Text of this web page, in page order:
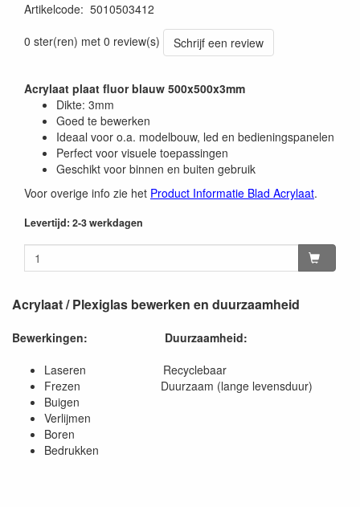
Artikelcode: 5010503412
0 ster(ren) met 0 review(s)
Schrijf een review
Acrylaat plaat fluor blauw 500x500x3mm
Dikte: 3mm
Goed te bewerken
Ideaal voor o.a. modelbouw, led en bedieningspanelen
Perfect voor visuele toepassingen
Geschikt voor binnen en buiten gebruik
Voor overige info zie het Product Informatie Blad Acrylaat.
Levertijd: 2-3 werkdagen
Acrylaat / Plexiglas bewerken en duurzaamheid
Bewerkingen:
Duurzaamheid:
Laseren Recyclebaar
Frezen Duurzaam (lange levensduur)
Buigen
Verlijmen
Boren
Bedrukken